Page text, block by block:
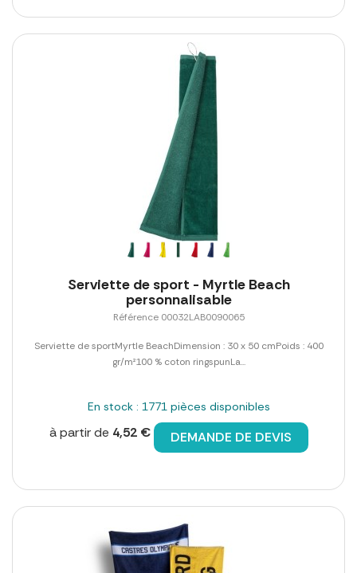
Serviette de sport - Myrtle Beach
personnalisable
Référence 00032LAB0090065
Serviette de sportMyrtle BeachDimension : 30 x 50 cmPoids : 400
gr/m²100 % coton ringspunLa...
En stock : 1771 pièces disponibles
à partir de 4,52 € DEMANDE DE DEVIS